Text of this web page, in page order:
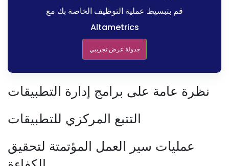
قم بتبسيط عملية التوظيف الخاصة بك مع
Altametrics
جدولة عرض تجريبي
نظرة عامة على برامج إدارة التطبيقات
التتبع المركزي للتطبيقات
عمليات سير العمل المؤتمتة لتحقيق